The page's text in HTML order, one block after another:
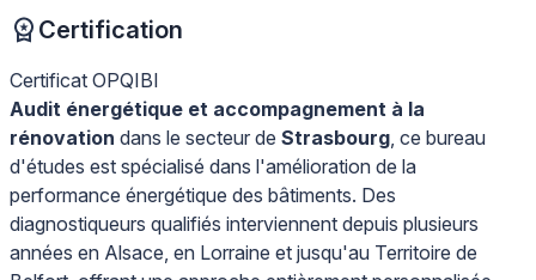
Certification
Certificat OPQIBI
Audit énergétique et accompagnement à la
rénovation dans le secteur de Strasbourg, ce bureau
d'études est spécialisé dans l'amélioration de la
performance énergétique des bâtiments. Des
diagnostiqueurs qualifiés interviennent depuis plusieurs
années en Alsace, en Lorraine et jusqu'au Territoire de